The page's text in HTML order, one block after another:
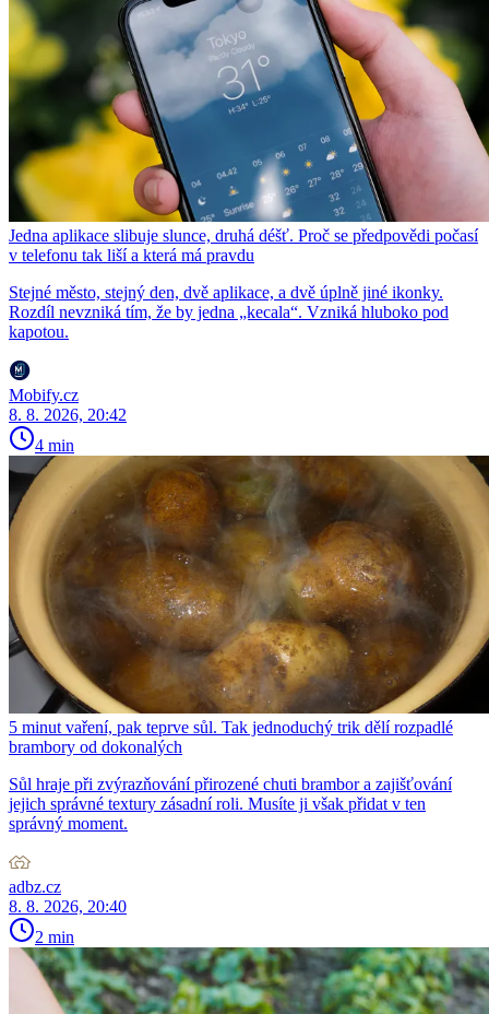
Jedna aplikace slibuje slunce, druhá déšť. Proč se předpovědi počasí
v telefonu tak liší a která má pravdu
Stejné město, stejný den, dvě aplikace, a dvě úplně jiné ikonky.
Rozdíl nevzniká tím, že by jedna „kecala“. Vzniká hluboko pod
kapotou.
Mobify.cz
8. 8. 2026, 20:42
4 min
5 minut vaření, pak teprve sůl. Tak jednoduchý trik dělí rozpadlé
brambory od dokonalých
Sůl hraje při zvýrazňování přirozené chuti brambor a zajišťování
jejich správné textury zásadní roli. Musíte ji však přidat v ten
správný moment.
adbz.cz
8. 8. 2026, 20:40
2 min